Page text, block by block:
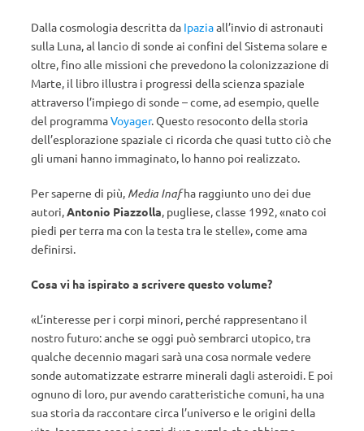
Dalla cosmologia descritta da Ipaziaall’invio di astronauti
sulla Luna, al lancio di sonde ai confini del Sistema solare e
oltre, fino alle missioni che prevedono la colonizzazione di
Marte, il libro illustra i progressi della scienza spaziale
attraverso l’impiego di sonde – come, ad esempio, quelle
del programmaVoyager. Questo resoconto della storia
dell’esplorazione spaziale ci ricorda che quasi tutto ciò che
gli umani hanno immaginato, lo hanno poi realizzato.
Per saperne di più, Media Inafha raggiunto uno dei due
autori,Antonio Piazzolla, pugliese, classe 1992, «nato coi
piedi per terra ma con la testa tra le stelle», come ama
definirsi.
Cosa vi ha ispirato a scrivere questo volume?
«L’interesse per i corpi minori, perché rappresentano il
nostro futuro: anche se oggi può sembrarci utopico, tra
qualche decennio magari sarà una cosa normale vedere
sonde automatizzate estrarre minerali dagli asteroidi. E poi
ognuno di loro, pur avendo caratteristiche comuni, ha una
sua storia da raccontare circa l’universo e le origini della